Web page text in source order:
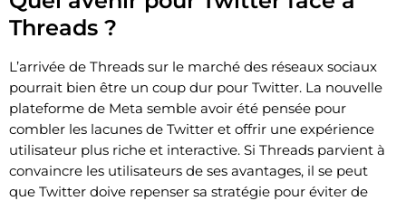
Threads ?
L’arrivée de Threads sur le marché des réseaux sociaux
pourrait bien être un coup dur pour Twitter. La nouvelle
plateforme de Meta semble avoir été pensée pour
combler les lacunes de Twitter et offrir une expérience
utilisateur plus riche et interactive. Si Threads parvient à
convaincre les utilisateurs de ses avantages, il se peut
que Twitter doive repenser sa stratégie pour éviter de